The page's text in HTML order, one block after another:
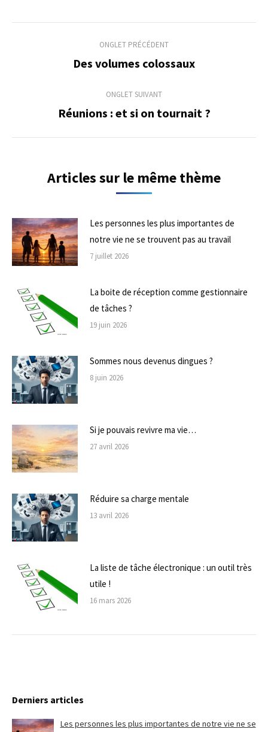
commentaire
ONGLET PRÉCÉDENT
Onglet
Des volumes colossaux
ONGLET SUIVANT
Onglet
Réunions : et si on tournait ?
Articles sur le même thème
Les personnes les plus importantes de
notre vie ne se trouvent pas au travail
7 juillet 2026
La boite de réception comme gestionnaire
de tâches ?
19 juin 2026
Sommes nous devenus dingues ?
8 juin 2026
Si je pouvais revivre ma vie…
27 avril 2026
Réduire sa charge mentale
13 avril 2026
La liste de tâche électronique : un outil très
utile !
16 mars 2026
Derniers articles
Les personnes les plus importantes de notre vie ne se